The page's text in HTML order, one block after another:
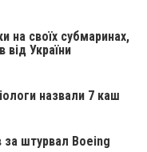
на своїх субмаринах,
від України
назвали 7 каш
за штурвал Boeing